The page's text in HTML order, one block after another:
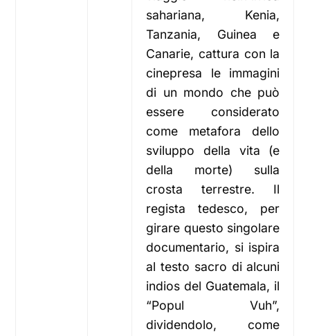
sahariana, Kenia,
Tanzania, Guinea e
Canarie, cattura con la
cinepresa le immagini
di un mondo che può
essere considerato
come metafora dello
sviluppo della vita (e
della morte) sulla
crosta terrestre. Il
regista tedesco, per
girare questo singolare
documentario, si ispira
al testo sacro di alcuni
indios del Guatemala, il
“Popul Vuh”,
dividendolo, come